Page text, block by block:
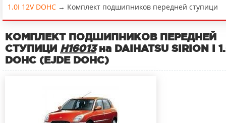
1.0I 12V DOHC → Комплект подшипников передней ступици
КОМПЛЕКТ ПОДШИПНИКОВ ПЕРЕДНЕЙ
СТУПИЦИ H16013на DAIHATSU SIRION I
DOHC (EJDE DOHC)